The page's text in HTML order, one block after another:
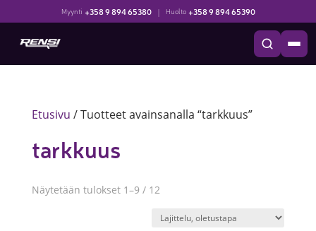
Myynti +358 9 894 65380 | Huolto +358 9 894 65390
Etusivu / Tuotteet avainsanalla “tarkkuus”
tarkkuus
Näytetään tulokset 1–9 / 12